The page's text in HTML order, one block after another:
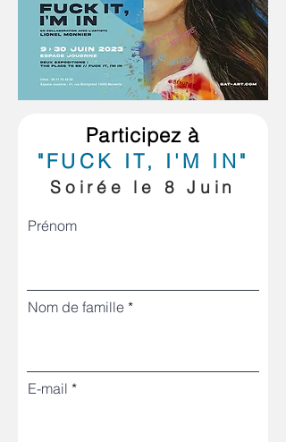
Participez à
"FUCK IT, I'M IN"
Soirée le 8 Juin
Prénom
Nom de famille
E-mail